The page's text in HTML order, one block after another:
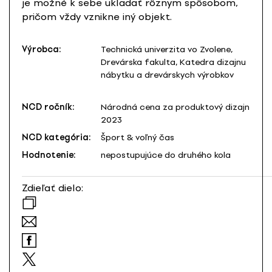
je možné k sebe ukladať rôznym spôsobom,
pričom vždy vznikne iný objekt.
Výrobca:
Technická univerzita vo Zvolene,
Drevárska fakulta, Katedra dizajnu
nábytku a drevárskych výrobkov
NCD ročník:
Národná cena za produktový dizajn
2023
NCD kategória:
Šport & voľný čas
Hodnotenie:
nepostupujúce do druhého kola
Zdieľať dielo: